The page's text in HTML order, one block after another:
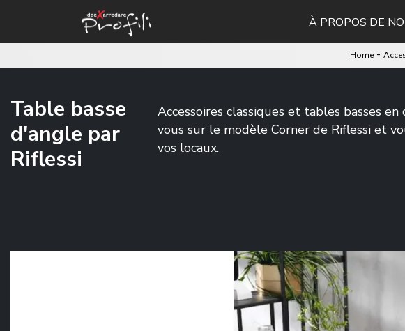
À PROPOS DE
Home-
Table basse
d'angle par
Riflessi
Accessoires classiques et tables basses
vous sur le modèle Corner de Riflessi et
vos locaux.